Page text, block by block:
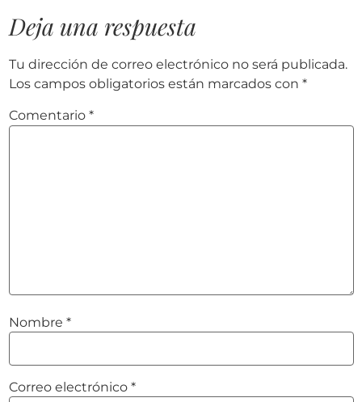
Deja una respuesta
Tu dirección de correo electrónico no será publicada.
Los campos obligatorios están marcados con *
Comentario *
Nombre *
Correo electrónico *